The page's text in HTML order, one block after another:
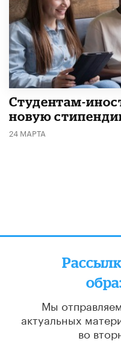
Студентам-
новую
24 МАРТА
Мы
актуальных
во